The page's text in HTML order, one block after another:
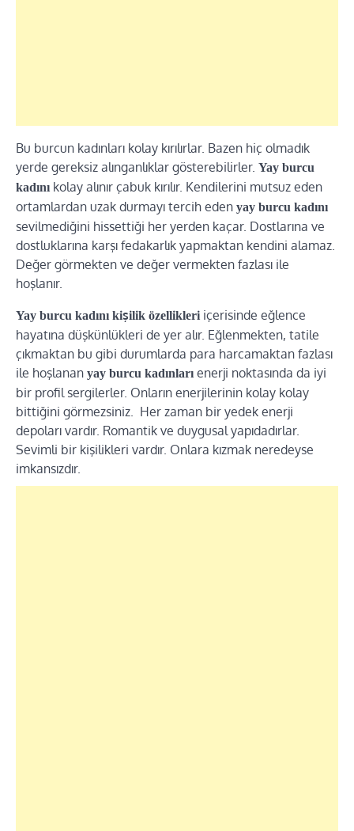
Bu burcun kadınları kolay kırılırlar. Bazen hiç olmadık
yerde gereksiz alınganlıklar gösterebilirler. Yay burcu
kadını kolay alınır çabuk kırılır. Kendilerini mutsuz eden
ortamlardan uzak durmayı tercih eden yay burcu kadını
sevilmediğini hissettiği her yerden kaçar. Dostlarına ve
dostluklarına karşı fedakarlık yapmaktan kendini alamaz.
Değer görmekten ve değer vermekten fazlası ile
hoşlanır.
Yay burcu kadını kişilik özellikleri içerisinde eğlence
hayatına düşkünlükleri de yer alır. Eğlenmekten, tatile
çıkmaktan bu gibi durumlarda para harcamaktan fazlası
ile hoşlanan yay burcu kadınları enerji noktasında da iyi
bir profil sergilerler. Onların enerjilerinin kolay kolay
bittiğini görmezsiniz. Her zaman bir yedek enerji
depoları vardır. Romantik ve duygusal yapıdadırlar.
Sevimli bir kişilikleri vardır. Onlara kızmak neredeyse
imkansızdır.